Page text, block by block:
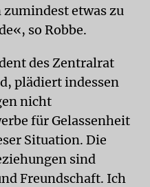
etwas zu
so Robbe.
des Zentralrat
plädiert indessen
nicht
für Gelassenheit
Situation. Die
sind
Freundschaft. Ich